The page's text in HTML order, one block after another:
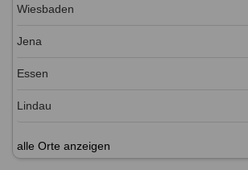
Wiesbaden
Jena
Essen
Lindau
alle Orte anzeigen